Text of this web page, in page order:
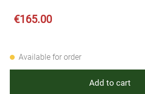
€165.00
Available for order
Add to cart